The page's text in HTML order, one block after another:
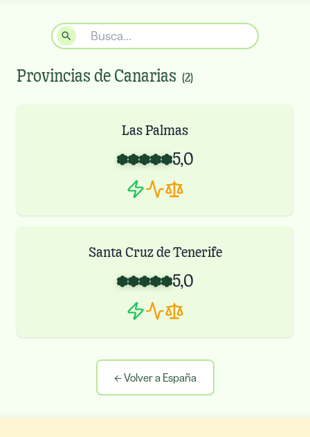
Provincias de Canarias (2)
Las Palmas
5,0
Santa Cruz de Tenerife
5,0
←Volver a España